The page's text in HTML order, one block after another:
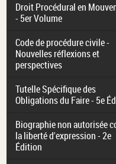
Droit Procédural en
- 5er Volume
Code de procédure civile -
Nouvelles réflexions et
perspectives
Tutelle Spécifique des
Obligations du Faire - 5e
Biographie non autorisée
la liberté d'expression - 2e
Édition